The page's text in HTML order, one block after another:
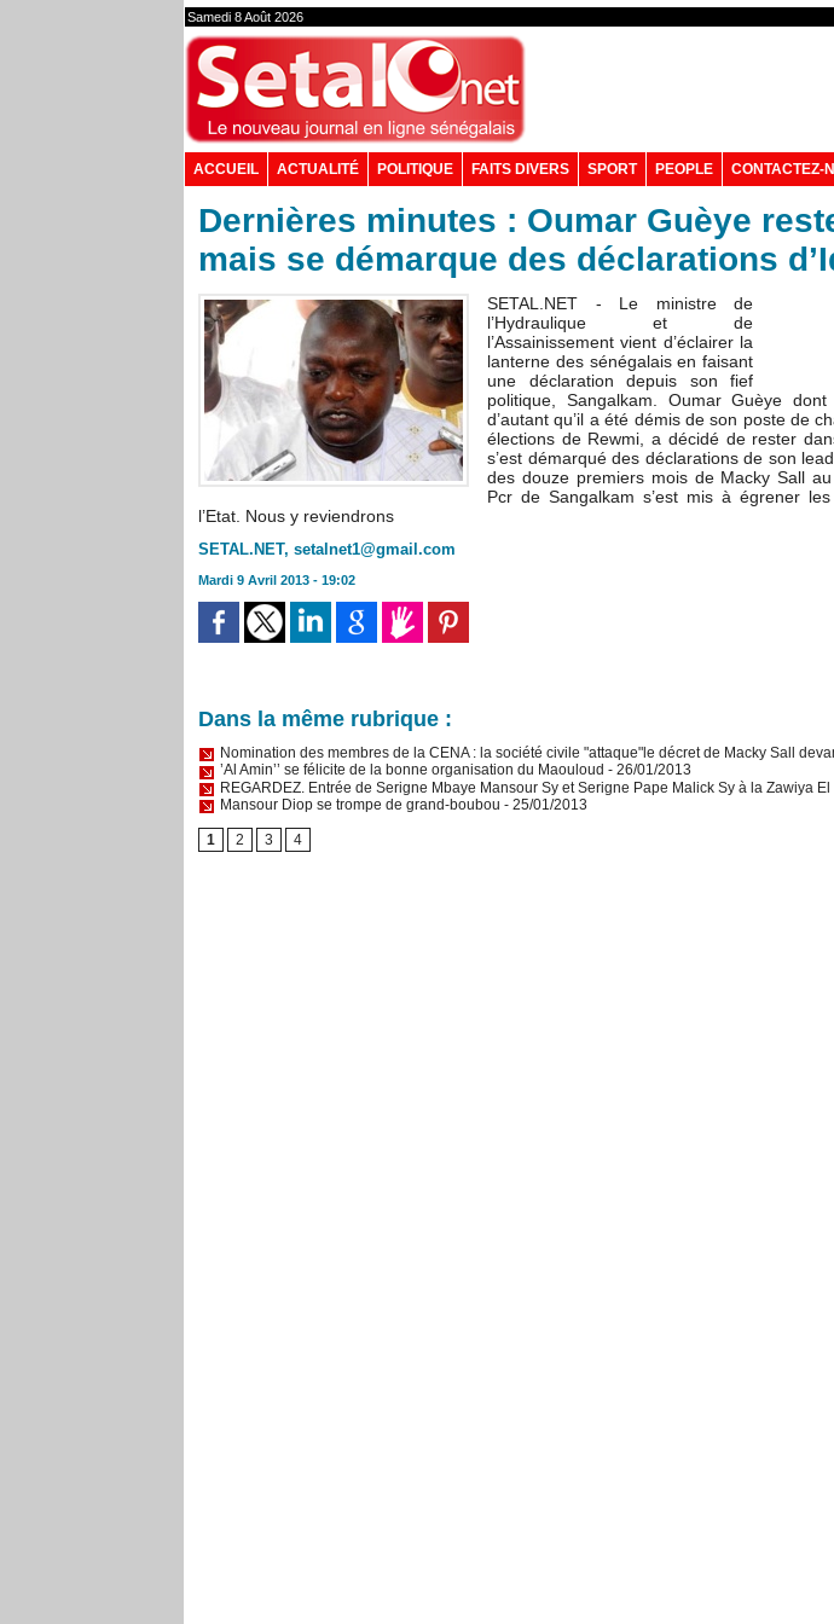
Samedi 8 Août 2026
ACCUEIL ACTUALITÉ POLITIQUE FAITS DIVERS SPORT PEOPLE CONTACTEZ-
Dernières minutes : Oumar Guèye
mais se démarque des déclarations
SETAL.NET - Le ministre de
l’Hydraulique et de
l’Assainissement vient d’éclairer la
lanterne des sénégalais en faisant
une déclaration depuis son fief
politique, Sangalkam. Oumar Guèye
d’autant qu’il a été démis de son poste de
élections de Rewmi, a décidé de rester
s’est démarqué des déclarations de son
des douze premiers mois de Macky Sall au
Pcr de Sangalkam s’est mis à égrener
l’Etat. Nous y reviendrons
SETAL.NET, setalnet1@gmail.com
Mardi 9 Avril 2013 - 19:02
Dans la même rubrique :
Nomination des membres de la CENA : la société civile "attaque"le décret de Macky Sall
’Al Amin’’ se félicite de la bonne organisation du Maouloud - 26/01/2013
REGARDEZ. Entrée de Serigne Mbaye Mansour Sy et Serigne Pape Malick Sy à la Zawiya
Mansour Diop se trompe de grand-boubou - 25/01/2013
1 2 3 4